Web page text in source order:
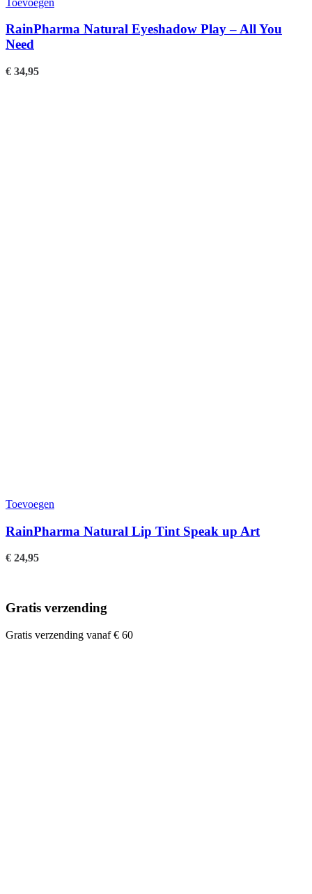
RainPharma Natural Eyeshadow Play – All You
Need
€ 34,95
Toevoegen
RainPharma Natural Lip Tint Speak up Art
€ 24,95
Gratis verzending
Gratis verzending vanaf € 60